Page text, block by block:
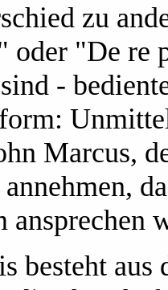
zu
"De re
-
Marcus,
ansprechen
besteht aus